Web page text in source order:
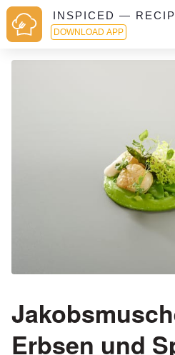
INSPICED —
DOWNLOAD APP
Erbsen und